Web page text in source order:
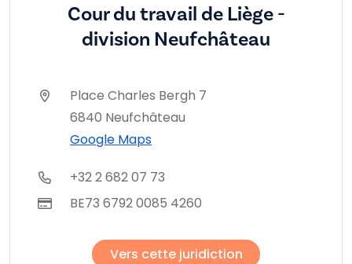
Cour du travail de Liège -
division Neufchâteau
Place Charles Bergh 7
6840 Neufchâteau
Google Maps
+32 2 682 07 73
BE73 6792 0085 4260
Vers cette juridiction